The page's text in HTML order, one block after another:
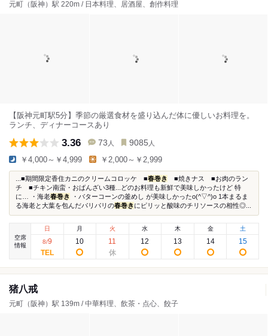
元町（阪神）駅 220m / 日本料理、居酒屋、創作料理
【阪神元町駅5分】季節の厳選食材を盛り込んだ体に優しいお料理を。
ランチ、ディナーコースあり
3.36 73 人 9085 人
￥4,000～￥4,999 ￥2,000～￥2,999
...■期間限定香住カニのクリームコロッケ ■春巻き
■焼きナス ■お肉のラン
チ ■チキン南蛮・おばんざい3種...どのお料理も新鮮で美味しかったけど 特
に… ・海老春巻き
・バターコーンの釜めし が美味しかったo(^▽^)o 1本まるま
る海老と大葉を包んだパリパリの春巻き にピリッと酸味のチリソースの相性◎...
空席
情報
日
8/9
月
10
火
11
水
12
木
13
金
14
土
15
猪八戒
元町（阪神）駅 139m / 中華料理、飲茶・点心、餃子